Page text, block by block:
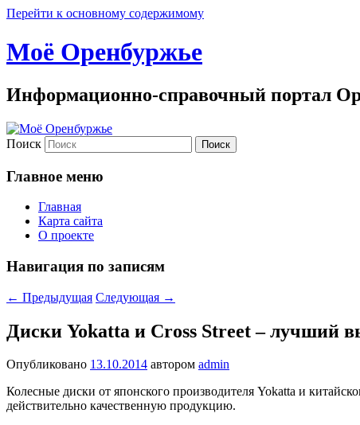
Перейти к основному содержимому
Моё Оренбуржье
Информационно-справочный портал
Поиск
Главное меню
Главная
Карта сайта
О проекте
Навигация по записям
← Предыдущая Следующая →
Диски Yokatta и Cross Street – лучший
Опубликовано 13.10.2014 автором admin
Колесные диски от японского производителя Yokatta и
действительно качественную продукцию.